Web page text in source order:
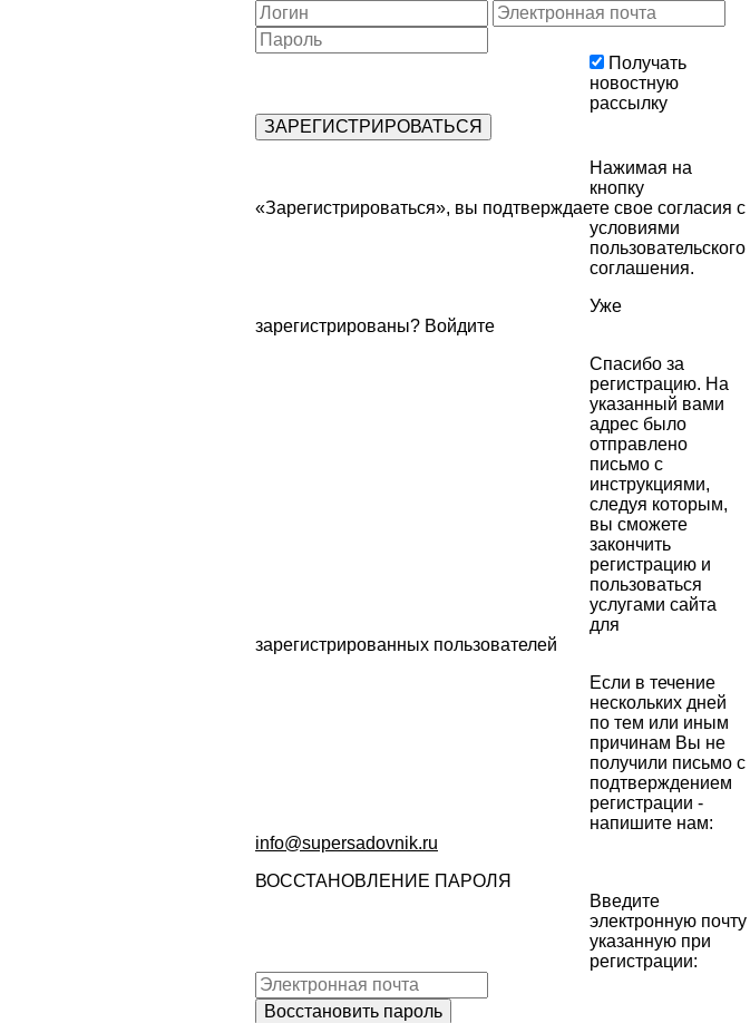
Получать
новостную
рассылку
Нажимая на
кнопку
«Зарегистрироваться», вы подтверждаете свое согласия с
условиями
пользовательского
соглашения.
Уже
зарегистрированы? Войдите
Спасибо за
регистрацию. На
указанный вами
адрес было
отправлено
письмо с
инструкциями,
следуя которым,
вы сможете
закончить
регистрацию и
пользоваться
услугами сайта
для
зарегистрированных пользователей
Если в течение
нескольких дней
по тем или иным
причинам Вы не
получили письмо с
подтверждением
регистрации -
напишите нам:
info@supersadovnik.ru
ВОССТАНОВЛЕНИЕ ПАРОЛЯ
Введите
электронную почту
указанную при
регистрации: